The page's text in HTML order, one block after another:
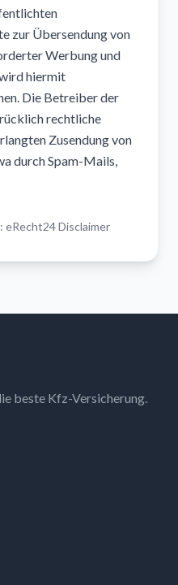
zur Übersendung von
Werbung und
hiermit
Die Betreiber der
rechtliche
Zusendung von
durch Spam-Mails,
eRecht24 Disclaimer
beste Kfz-Versicherung.